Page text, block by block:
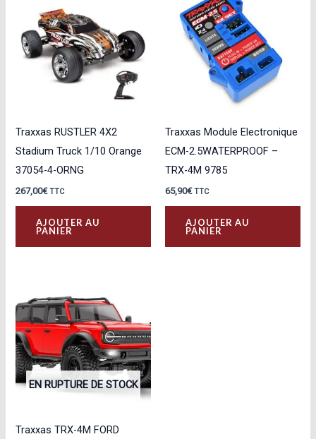
Traxxas RUSTLER 4X2
Stadium Truck 1/10 Orange
37054-4-ORNG
267,00€ TTC
AJOUTER AU
PANIER
Traxxas Module Electronique
ECM-2.5WATERPROOF –
TRX-4M 9785
65,90€ TTC
AJOUTER AU
PANIER
EN RUPTURE DE STOCK
Traxxas TRX-4M FORD